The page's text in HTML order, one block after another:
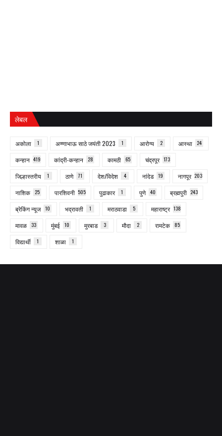
लेबल
अकोला 1 अण्णाभाऊ साठे जयंती 2023 1 आरोग्य 2 आस्था 24
कन्हान 419 कांद्री-कन्हान 28 कामठी 65 चंद्रपूर 173
जिल्हास्तरीय 1 ठाणे 71 देश/विदेश 4 नांदेड 19 नागपूर 203
नाशिक 25 पारशिवनी 505 पुढाकार 1 पुणे 40 ब्रह्मपुरी 243
ब्रेकिंग न्यूज 10 भद्रावती 1 मराठवाडा 5 महाराष्ट्र 138
मावळ 33 मुंबई 10 मुरबाड 3 मौदा 2 रामटेक 85
विद्यार्थी 1 शाळा 1